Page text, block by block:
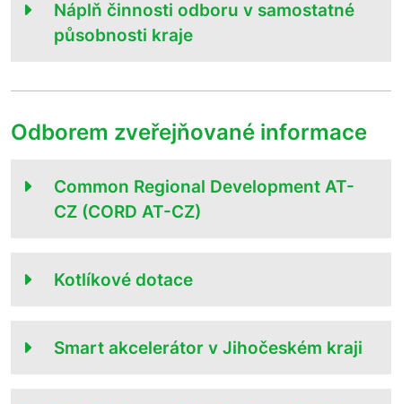
Náplň činnosti odboru v samostatné
působnosti kraje
Odborem zveřejňované informace
Common Regional Development AT-
CZ (CORD AT-CZ)
Kotlíkové dotace
Smart akcelerátor v Jihočeském kraji